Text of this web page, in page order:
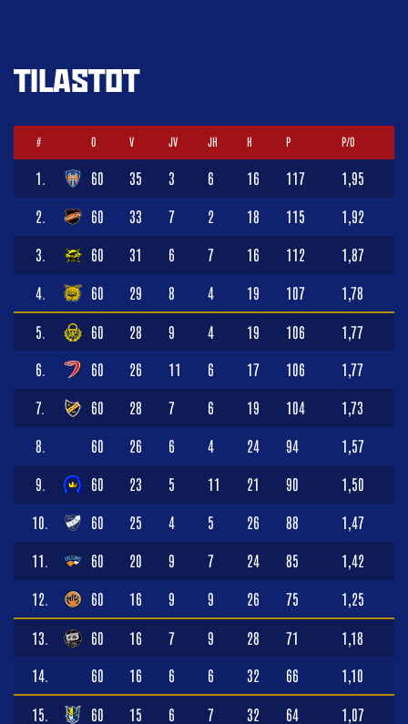
TILASTOT
# O V JV JH H P P/O
1. 60 35 3 6 16 117 1,95
2. 60 33 7 2 18 115 1,92
3. 60 31 6 7 16 112 1,87
4. 60 29 8 4 19 107 1,78
5. 60 28 9 4 19 106 1,77
6. 60 26 11 6 17 106 1,77
7. 60 28 7 6 19 104 1,73
8. 60 26 6 4 24 94 1,57
9. 60 23 5 11 21 90 1,50
10. 60 25 4 5 26 88 1,47
11. 60 20 9 7 24 85 1,42
12. 60 16 9 9 26 75 1,25
13. 60 16 7 9 28 71 1,18
14. 60 16 6 6 32 66 1,10
15. 60 15 6 7 32 64 1,07